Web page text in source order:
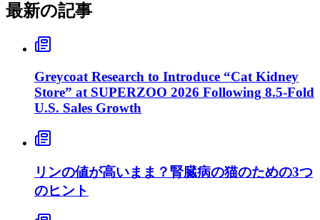
最新の記事
Greycoat Research to Introduce “Cat Kidney
Store” at SUPERZOO 2026 Following 8.5-Fold
U.S. Sales Growth
リンの値が高いまま？腎臓病の猫のための3つ
のヒント